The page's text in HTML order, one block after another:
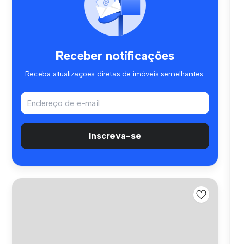
Receber notificações
Receba atualizações diretas de imóveis semelhantes.
Inscreva-se